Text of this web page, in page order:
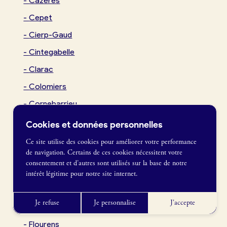
Actualités
Je crée mon compte
Connexion
France Boulangerie
1 rue Alexandre Fleming
09 86 23 49 09
-Cepet
-Cierp-Gaud
-Cintegabelle
-Clarac
-Colomiers
-Cornebarrieu
-Cugnaux
-Drémil-Lafage
-Eaunes
-Escalquens
-Estancarbon
Fenouillet
-Flourens
Cookies et données personnelles
Ce site utilise des cookies pour améliorer votre performance
de navigation. Certains de ces cookies nécessitent votre
consentement et d’autres sont utilisés sur la base de notre
intérêt légitime pour notre site internet.
Je refuse Je personnalise J'accepte